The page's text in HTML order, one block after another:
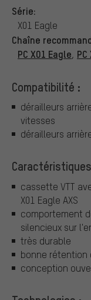
Série:
X01 Eagle
Chaîne
PC X01 Eagle,
Compatibilité :
dérailleurs
vitesses
dérailleurs
cassette VTT
X01 Eagle AXS
comportement
silencieux sur
très durable
bonne rétention
conception